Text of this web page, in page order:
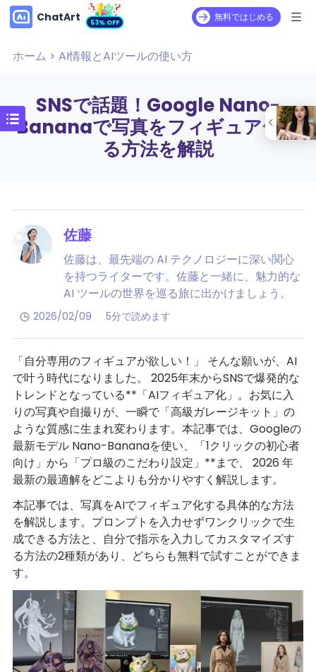
ChatArt 53% OFF 無料ではじめる
ホーム > AI情報とAIツールの使い方
SNSで話題！Google Nano-
Bananaで写真をフィギュア化す
る方法を解説
佐藤
佐藤は、最先端の AI テクノロジーに深い関心
を持つライターです。佐藤と一緒に、魅力的な
AI ツールの世界を巡る旅に出かけましょう。
2026/02/09 5分で読めます
「自分専用のフィギュアが欲しい！」 そんな願いが、AI
で叶う時代になりました。 2025年末からSNSで爆発的な
トレンドとなっている**「AIフィギュア化」。お気に入
りの写真や自撮りが、一瞬で「高級ガレージキット」の
ような質感に生まれ変わります。本記事では、Googleの
最新モデル Nano-Bananaを使い、「1クリックの初心者
向け」から「プロ級のこだわり設定」**まで、 2026 年
最新の最適解をどこよりも分かりやすく解説します。
本記事では、写真をAIでフィギュア化する具体的な方法
を解説します。プロンプトを入力せずワンクリックで生
成できる方法と、自分で指示を入力してカスタマイズす
る方法の2種類があり、どちらも無料で試すことができま
す。